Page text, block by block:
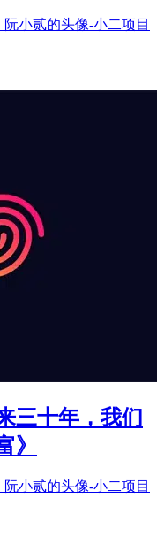
三十年，我们
》